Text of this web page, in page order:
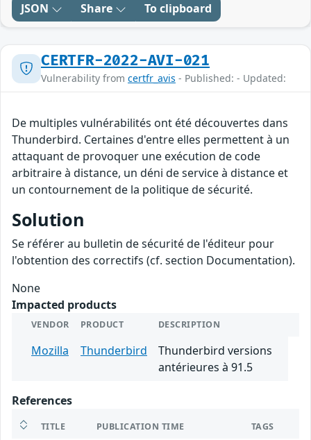
JSON Share To clipboard
CERTFR-2022-AVI-021
Vulnerability from certfr_avis - Published: - Updated:
De multiples vulnérabilités ont été découvertes dans
Thunderbird. Certaines d'entre elles permettent à un
attaquant de provoquer une exécution de code
arbitraire à distance, un déni de service à distance et
un contournement de la politique de sécurité.
Solution
Se référer au bulletin de sécurité de l'éditeur pour
l'obtention des correctifs (cf. section Documentation).
None
Impacted products
VENDOR PRODUCT DESCRIPTION
Mozilla Thunderbird
Thunderbird versions
antérieures à 91.5
References
TITLE PUBLICATION TIME TAGS